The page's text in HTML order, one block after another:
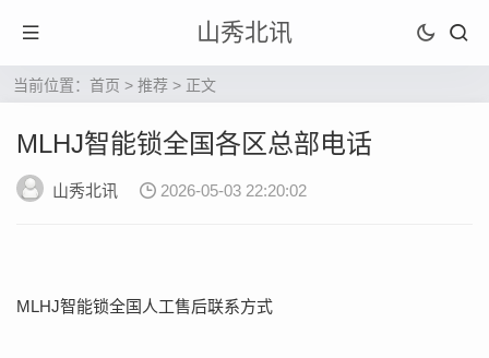
山秀北讯
当前位置： 首页 > 推荐 > 正文
MLHJ智能锁全国各区总部电话
山秀北讯 2026-05-03 22:20:02
MLHJ智能锁全国人工售后联系方式